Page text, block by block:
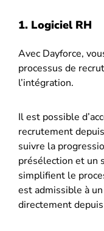
1. Logiciel RH
Avec Dayforce,
processus de
l’intégration.
Il est possible
recrutement
suivre la
présélection et un
simplifient le
est admissible à
directement